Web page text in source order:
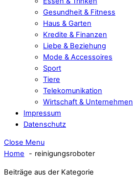
Gesundheit & Fitness
Haus & Garten
Kredite & Finanzen
Liebe & Beziehung
Mode & Accessoires
Sport
Tiere
Telekomunikation
Wirtschaft & Unternehmen
Impressum
Datenschutz
Close Menu
Home
reinigungsroboter
Beiträge aus der Kategorie